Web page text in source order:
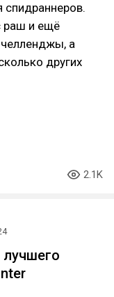
спидраннеров.
раш и ещё
а
других
2.1K
лучшего